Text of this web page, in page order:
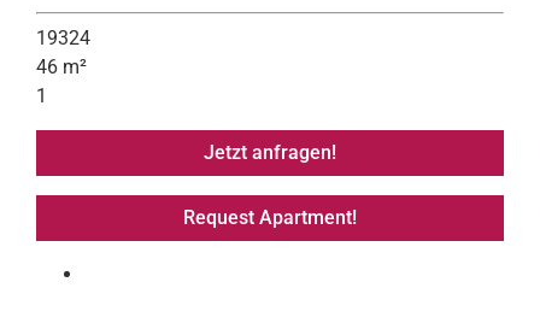
19324
46 m²
1
Jetzt anfragen!
Request Apartment!